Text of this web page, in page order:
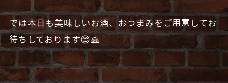
では本日も美味しいお酒、おつまみをご用意してお
待ちしております😊🙏